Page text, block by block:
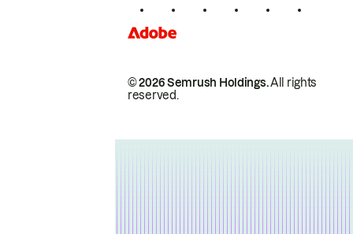
© 2026 Semrush Holdings.All rights
reserved.